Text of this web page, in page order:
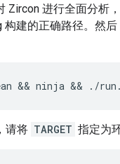
Zircon 进行全面分析
构建的正确路径。然
请将 TARGET 指定为